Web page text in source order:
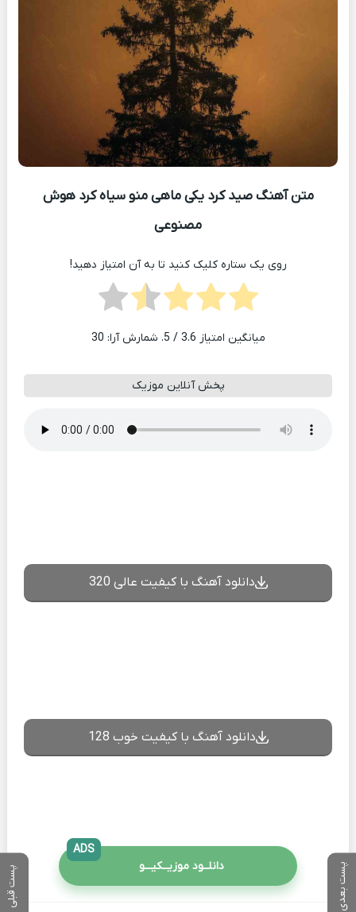
پست بعدی پست قبلی
متن آهنگ صید کرد یکی ماهی منو سیاه کرد هوش
مصنوعی
روی یک ستاره کلیک کنید تا به آن امتیاز دهید!
میانگین امتیاز 3.6 / 5. شمارش آرا: 30
پخش آنلاین موزیک
دانلود آهنگ با کیفیت عالی 320
دانلود آهنگ با کیفیت خوب 128
دانلــود موزیــکیـــو
ADS